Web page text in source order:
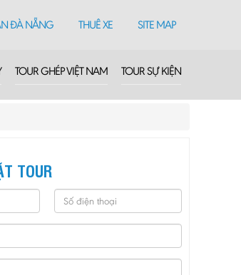
ĐÀ NẴNG THUÊ XE SITE MAP
TOUR GHÉP VIỆT NAM TOUR SỰ KIỆN
TOUR